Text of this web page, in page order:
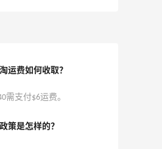
运费如何收取？
需支付$6运费。
策是怎样的？